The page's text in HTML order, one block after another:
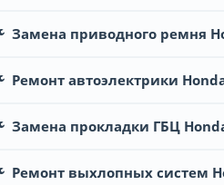
Замена приводного ремня
Ремонт автоэлектрики
Замена прокладки ГБЦ
Ремонт выхлопных систем